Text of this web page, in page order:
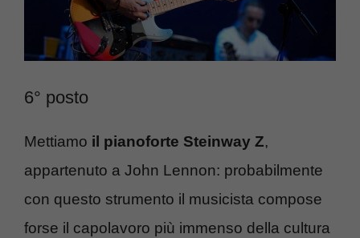
6° posto
Mettiamo il pianoforte Steinway Z,
appartenuto a John Lennon: probabilmente
con questo strumento il musicista compose
forse il capolavoro più immenso della cultura